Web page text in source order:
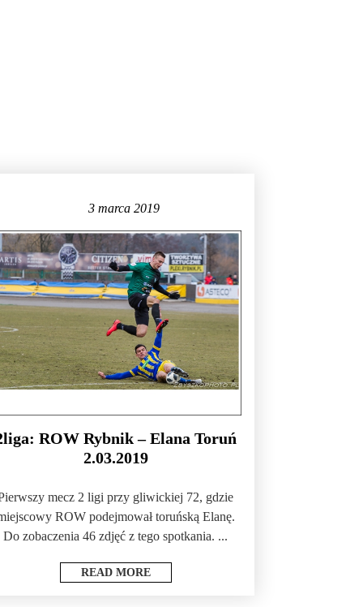
3 marca 2019
ROW Rybnik – Elana Toruń
2.03.2019
mecz 2 ligi przy gliwickiej 72, gdzie
ROW podejmował toruńską Elanę.
Do zobaczenia 46 zdjęć z tego spotkania. ...
READ MORE